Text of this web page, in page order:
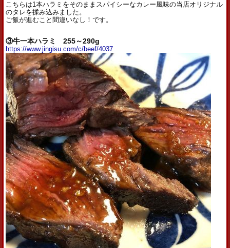
こちらは1本ハラミをそのままスパイシーなカレー風味の当店オリジナル
のタレを揉み込みました。
ご飯が進むこと間違いなし！です。
③牛一本ハラミ 255～290g
https://www.jingisu.com/c/beef/4037